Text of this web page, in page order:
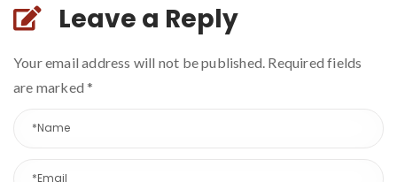
Leave a Reply
Your email address will not be published. Required fields
are marked*